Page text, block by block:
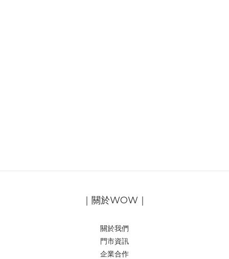
｜關於WOW｜
關於我們
門市資訊
企業合作